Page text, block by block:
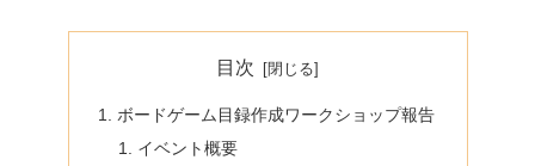
目次
ボードゲーム目録作成ワークショップ報告
イベント概要